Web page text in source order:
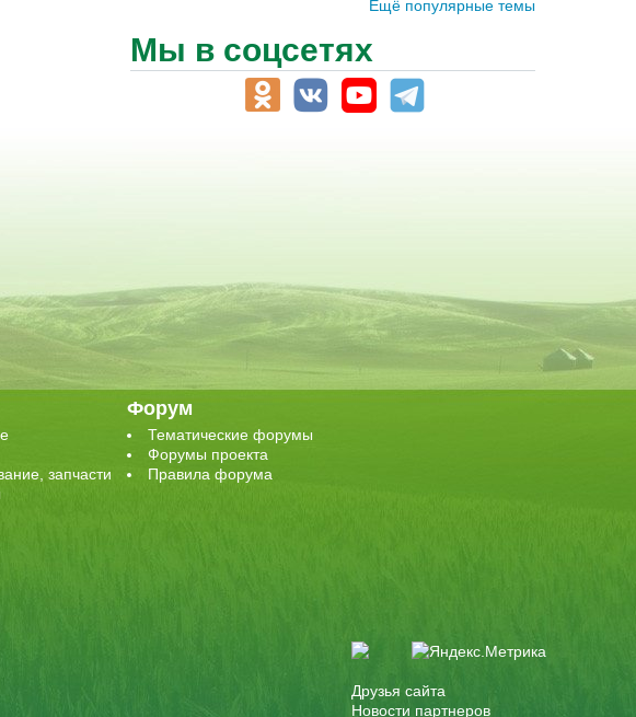
Ещё популярные темы
Мы в соцсетях
запчасти
Форум
Тематические форумы
Форумы проекта
Правила форума
Друзья сайта
Новости партнеров